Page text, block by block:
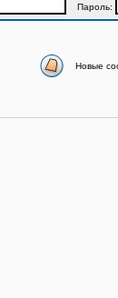
Пароль:
Новые